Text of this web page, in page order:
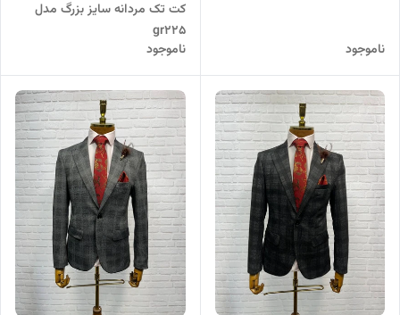
ناموجود
کت تک مردانه سایز بزرگ مدل
gr225
ناموجود